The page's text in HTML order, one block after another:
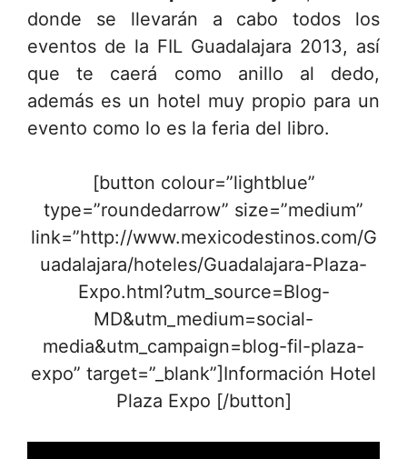
donde se llevarán a cabo todos los
eventos de la FIL Guadalajara 2013, así
que te caerá como anillo al dedo,
además es un hotel muy propio para un
evento como lo es la feria del libro.
[button colour=”lightblue”
type=”roundedarrow” size=”medium”
link=”http://www.mexicodestinos.com/G
uadalajara/hoteles/Guadalajara-Plaza-
Expo.html?utm_source=Blog-
MD&utm_medium=social-
media&utm_campaign=blog-fil-plaza-
expo” target=”_blank”]Información Hotel
Plaza Expo [/button]